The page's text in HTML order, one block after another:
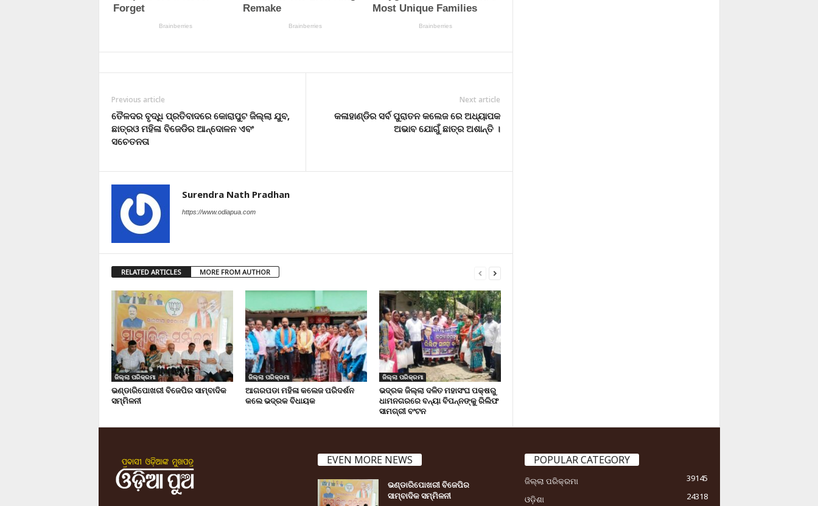
Previous article
ତୈଳଦର ବୃଦ୍ଧି ପ୍ରତିବାଦରେ କୋରାପୁଟ ଜିଲ୍ଲା ଯୁବ,
ଛାତ୍ରଓ ମହିଳା ବିଜେଡିର ଆନ୍ଦୋଳନ ଏବଂ
ସଚେତନତା
Next article
କଳାହାଣ୍ଡିର ସର୍ବ ପୁରାତନ କଲେଜ ରେ ଅଧ୍ୟାପକ
ଅଭାବ ଯୋଗୁଁ ଛାତ୍ର ଅଶାନ୍ତି ।
Surendra Nath Pradhan
https://www.odiapua.com
RELATED ARTICLES MORE FROM AUTHOR
ଜିଲ୍ଲା ପରିକ୍ରମା
ଭଣ୍ଡାରିପୋଖରୀ ବିଜେପିର ସାମ୍ବାଦିକ
ସମ୍ମିଳନୀ
ଜିଲ୍ଲା ପରିକ୍ରମା
ଆଗରପଡା ମହିଳା କଲେଜ ପରିଦର୍ଶନ
କଲେ ଭଦ୍ରକ ବିଧାୟକ
ଜିଲ୍ଲା ପରିକ୍ରମା
ଭଦ୍ରକ ଜିଲ୍ଲା ଦଳିତ ମହାସଂଘ ପକ୍ଷରୁ
ଧାମନଗରରେ ବନ୍ୟା ବିପନ୍ନଙ୍କୁ ରିଲିଫ
ସାମଗ୍ରୀ ବଂଟନ
EVEN MORE NEWS
ଭଣ୍ଡାରିପୋଖରୀ ବିଜେପିର
ସାମ୍ବାଦିକ ସମ୍ମିଳନୀ
POPULAR CATEGORY
ଜିଲ୍ଲା ପରିକ୍ରମା
39145
ଓଡ଼ିଶା
24318